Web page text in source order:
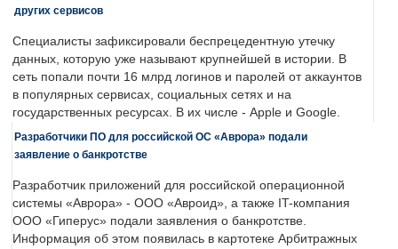
других сервисов
Специалисты зафиксировали беспрецедентную утечку
данных, которую уже называют крупнейшей в истории. В
сеть попали почти 16 млрд логинов и паролей от аккаунтов
в популярных сервисах, социальных сетях и на
государственных ресурсах. В их числе - Apple и Google.
Разработчики ПО для российской ОС «Аврора» подали
заявление о банкротстве
Разработчик приложений для российской операционной
системы «Аврора» - ООО «Авроид», а также IT-компания
ООО «Гиперус» подали заявления о банкротстве.
Информация об этом появилась в картотеке Арбитражных